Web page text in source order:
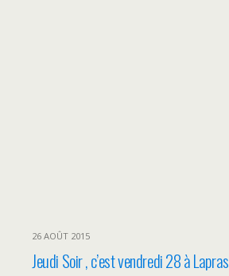
26 AOÛT 2015
Jeudi Soir , c’est vendredi 28 à Lapras